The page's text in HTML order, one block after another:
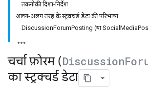
तकनीकी दिशा-निर्देश
अलग-अलग तरह के स्ट्रक्चर्ड डेटा की परिभाषा
DiscussionForumPosting (या
चर्चा फ़ोरम (Discussion
का स्ट्रक्चर्ड डेटा